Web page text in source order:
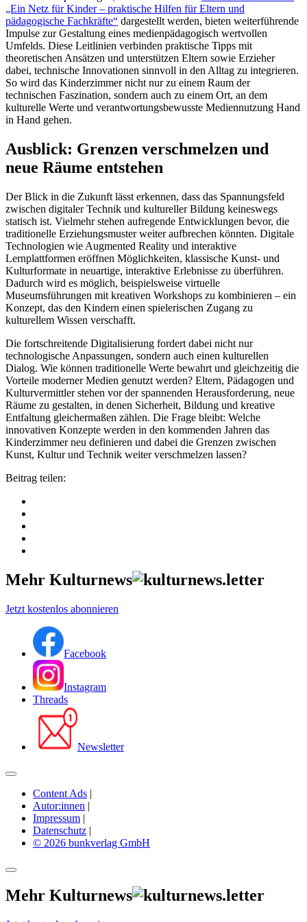
„Ein Netz für Kinder – praktische Hilfen für Eltern und
pädagogische Fachkräfte“ dargestellt werden, bieten weiterführende
Impulse zur Gestaltung eines medienpädagogisch wertvollen
Umfelds. Diese Leitlinien verbinden praktische Tipps mit
theoretischen Ansätzen und unterstützen Eltern sowie Erzieher
dabei, technische Innovationen sinnvoll in den Alltag zu integrieren.
So wird das Kinderzimmer nicht nur zu einem Raum der
technischen Faszination, sondern auch zu einem Ort, an dem
kulturelle Werte und verantwortungsbewusste Mediennutzung Hand
in Hand gehen.
Ausblick: Grenzen verschmelzen und
neue Räume entstehen
Der Blick in die Zukunft lässt erkennen, dass das Spannungsfeld
zwischen digitaler Technik und kultureller Bildung keineswegs
statisch ist. Vielmehr stehen aufregende Entwicklungen bevor, die
traditionelle Erziehungsmuster weiter aufbrechen könnten. Digitale
Technologien wie Augmented Reality und interaktive
Lernplattformen eröffnen Möglichkeiten, klassische Kunst- und
Kulturformate in neuartige, interaktive Erlebnisse zu überführen.
Dadurch wird es möglich, beispielsweise virtuelle
Museumsführungen mit kreativen Workshops zu kombinieren – ein
Konzept, das den Kindern einen spielerischen Zugang zu
kulturellem Wissen verschafft.
Die fortschreitende Digitalisierung fordert dabei nicht nur
technologische Anpassungen, sondern auch einen kulturellen
Dialog. Wie können traditionelle Werte bewahrt und gleichzeitig die
Vorteile moderner Medien genutzt werden? Eltern, Pädagogen und
Kulturvermittler stehen vor der spannenden Herausforderung, neue
Räume zu gestalten, in denen Sicherheit, Bildung und kreative
Entfaltung gleichermaßen zählen. Die Frage bleibt: Welche
innovativen Konzepte werden in den kommenden Jahren das
Kinderzimmer neu definieren und dabei die Grenzen zwischen
Kunst, Kultur und Technik weiter verschmelzen lassen?
Beitrag teilen:
Mehr Kulturnews
Jetzt kostenlos abonnieren
Facebook
Instagram
Threads
Newsletter
Content Ads |
Autor:innen |
Impressum |
Datenschutz |
© 2026 bunkverlag GmbH
Mehr Kulturnews